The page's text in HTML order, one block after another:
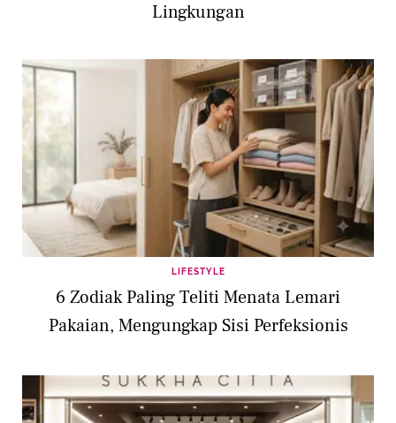
Lingkungan
LIFESTYLE
6 Zodiak Paling Teliti Menata Lemari
Pakaian, Mengungkap Sisi Perfeksionis